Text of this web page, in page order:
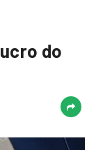
do